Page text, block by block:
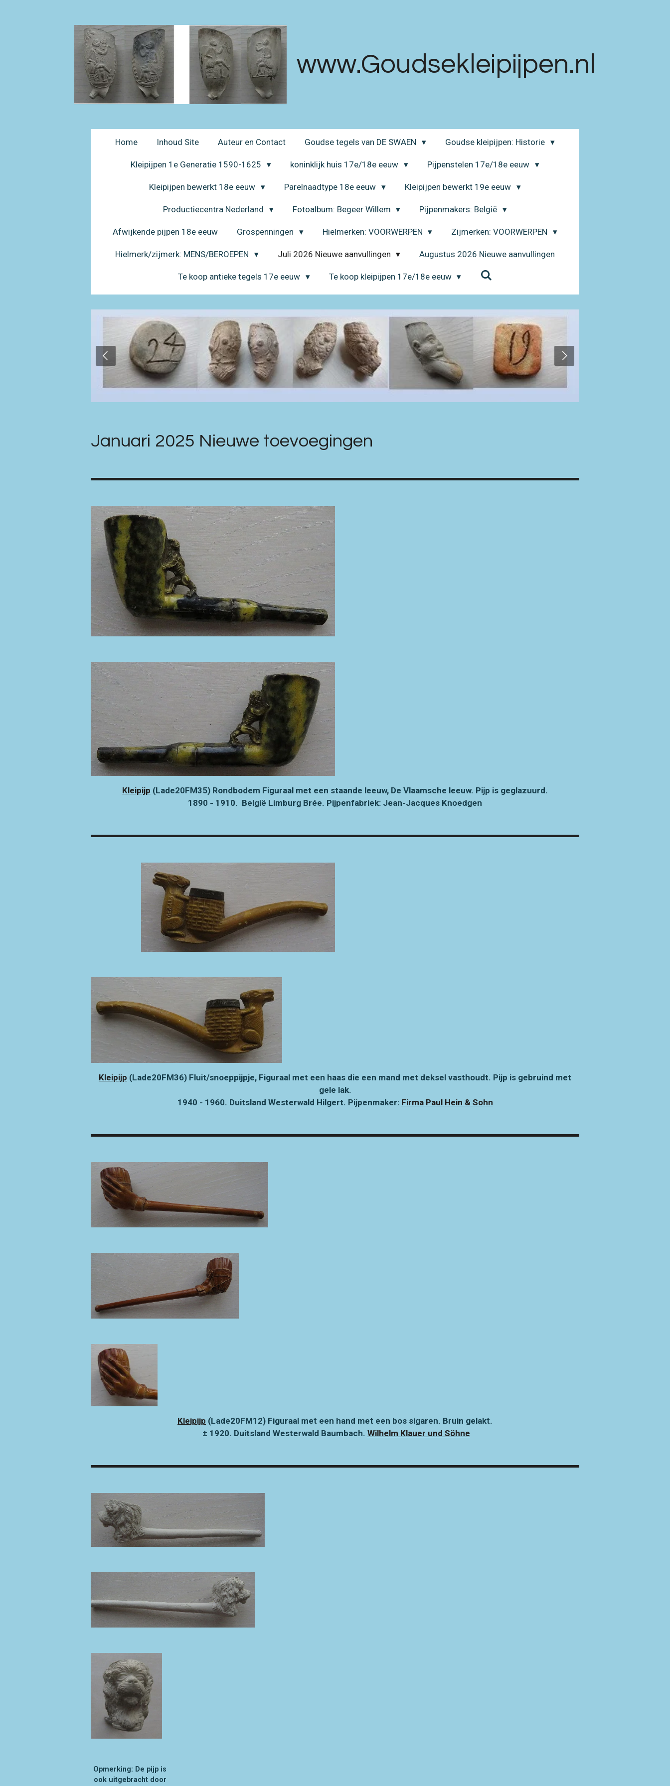
www.Goudsekleipijpen.nl
Home Inhoud Site Auteur en Contact Goudse tegels van DE SWAEN Goudse kleipijpen: Historie
Kleipijpen 1e Generatie 1590-1625 koninklijk huis 17e/18e eeuw Pijpenstelen 17e/18e eeuw
Kleipijpen bewerkt 18e eeuw Parelnaadtype 18e eeuw Kleipijpen bewerkt 19e eeuw
Productiecentra Nederland Fotoalbum: Begeer Willem Pijpenmakers: België
Afwijkende pijpen 18e eeuw Grospenningen Hielmerken: VOORWERPEN Zijmerken: VOORWERPEN
Hielmerk/zijmerk: MENS/BEROEPEN Juli 2026 Nieuwe aanvullingen Augustus 2026 Nieuwe aanvullingen
Te koop antieke tegels 17e eeuw Te koop kleipijpen 17e/18e eeuw
Januari 2025 Nieuwe toevoegingen
Kleipijp (Lade20FM35) Rondbodem Figuraal met een staande leeuw, De Vlaamsche leeuw. Pijp is geglazuurd.
1890 - 1910. België Limburg Brée. Pijpenfabriek: Jean-Jacques Knoedgen
Kleipijp (Lade20FM36) Fluit/snoeppijpje, Figuraal met een haas die een mand met deksel vasthoudt. Pijp is gebruind met
gele lak.
1940 - 1960. Duitsland Westerwald Hilgert. Pijpenmaker: Firma Paul Hein & Sohn
Kleipijp (Lade20FM12) Figuraal met een hand met een bos sigaren. Bruin gelakt.
± 1920. Duitsland Westerwald Baumbach. Wilhelm Klauer und Söhne
Opmerking: De pijp is
ook uitgebracht door